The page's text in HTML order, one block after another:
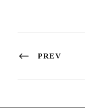
PREV